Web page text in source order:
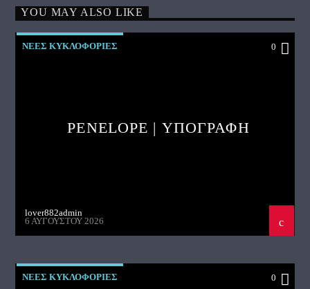
YOU MAY ALSO LIKE
ΝΕΕΣ ΚΥΚΛΟΦΟΡΙΕΣ 0
PENELOPE | ΥΠΟΓΡΑΦΗ
lover882admin
6 ΑΥΓΟΎΣΤΟΥ 2026
ΝΕΕΣ ΚΥΚΛΟΦΟΡΙΕΣ 0